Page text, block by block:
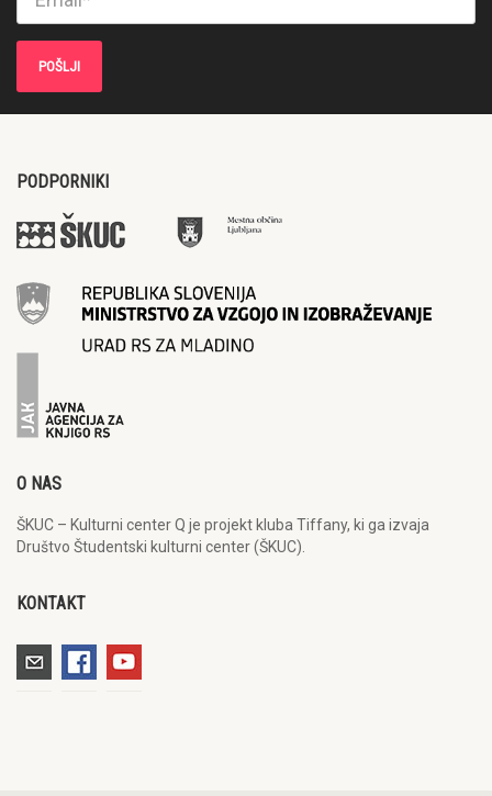
PODPORNIKI
O NAS
ŠKUC – Kulturni center Q je projekt kluba Tiffany, ki ga izvaja
Društvo Študentski kulturni center (ŠKUC).
KONTAKT